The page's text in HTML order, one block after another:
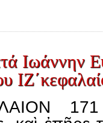
Ιωάννην
171